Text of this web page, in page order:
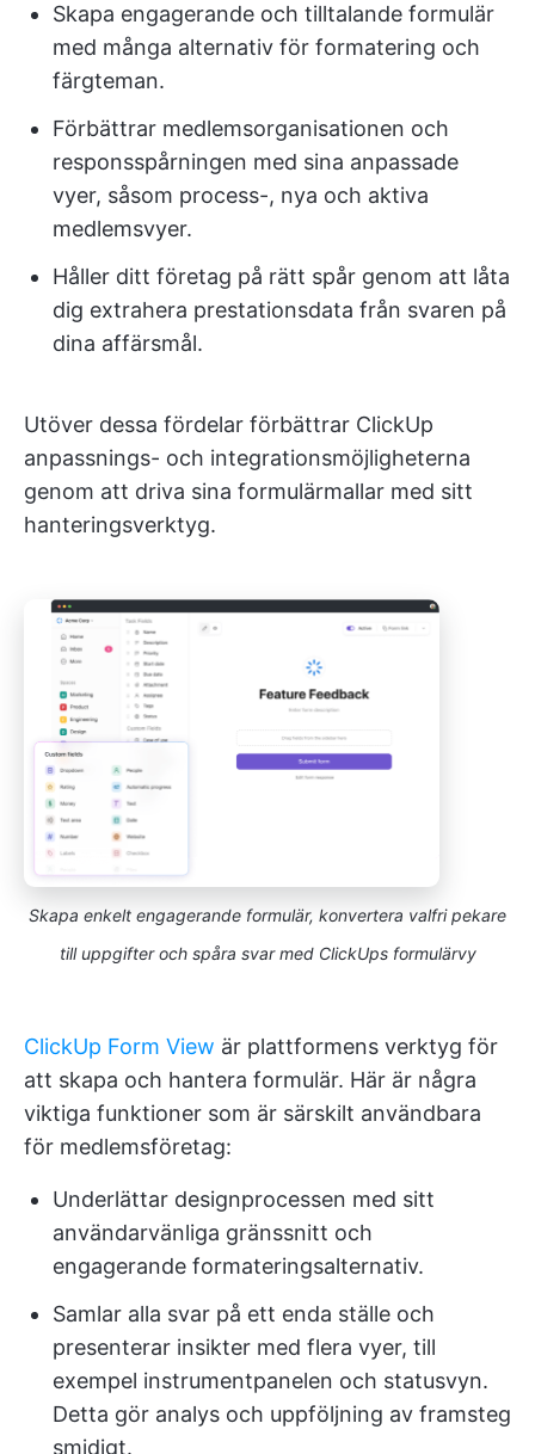
Skapa engagerande och tilltalande formulär
med många alternativ för formatering och
färgteman.
Förbättrar medlemsorganisationen och
responsspårningen med sina anpassade
vyer, såsom process-, nya och aktiva
medlemsvyer.
Håller ditt företag på rätt spår genom att låta
dig extrahera prestationsdata från svaren på
dina affärsmål.
Utöver dessa fördelar förbättrar ClickUp
anpassnings- och integrationsmöjligheterna
genom att driva sina formulärmallar med sitt
hanteringsverktyg.
Skapa enkelt engagerande formulär, konvertera valfri pekare
till uppgifter och spåra svar med ClickUps formulärvy
ClickUp Form View är plattformens verktyg för
att skapa och hantera formulär. Här är några
viktiga funktioner som är särskilt användbara
för medlemsföretag:
Underlättar designprocessen med sitt
användarvänliga gränssnitt och
engagerande formateringsalternativ.
Samlar alla svar på ett enda ställe och
presenterar insikter med flera vyer, till
exempel instrumentpanelen och statusvyn.
Detta gör analys och uppföljning av framsteg
smidigt.